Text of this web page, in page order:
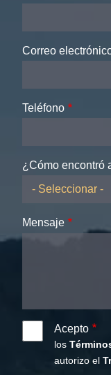
Correo
Teléfono
¿Cómo encontró
Mensaje
Acepto
los
autorizo el